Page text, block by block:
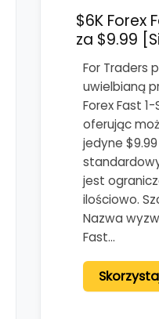
$6K Forex
za $9.99
For Traders
uwielbianą
Forex Fast
oferując
jedyne
jest
ilościowo.
Nazwa
Fast…